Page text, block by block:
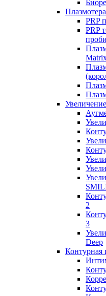
PRP
PRP
2
3
Deep
Контурная